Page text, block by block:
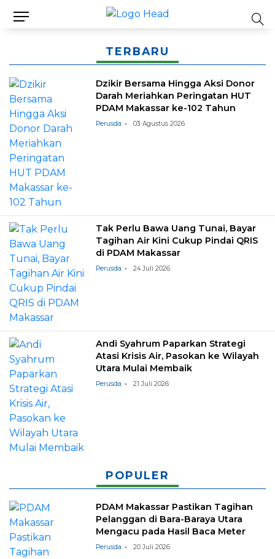
TERBARU
Dzikir Bersama Hingga Aksi Donor
Darah Meriahkan Peringatan HUT
PDAM Makassar ke-102 Tahun
Perusda 03 Agustus 2026
Tak Perlu Bawa Uang Tunai, Bayar
Tagihan Air Kini Cukup Pindai QRIS
di PDAM Makassar
Perusda 24 Juli 2026
Andi Syahrum Paparkan Strategi
Atasi Krisis Air, Pasokan ke Wilayah
Utara Mulai Membaik
Perusda 21 Juli 2026
POPULER
PDAM Makassar Pastikan Tagihan
Pelanggan di Bara-Baraya Utara
Mengacu pada Hasil Baca Meter
Perusda 20 Juli 2026